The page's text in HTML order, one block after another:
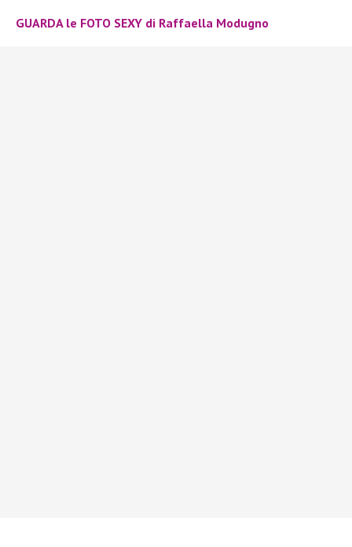
GUARDA le FOTO SEXY di Raffaella Modugno